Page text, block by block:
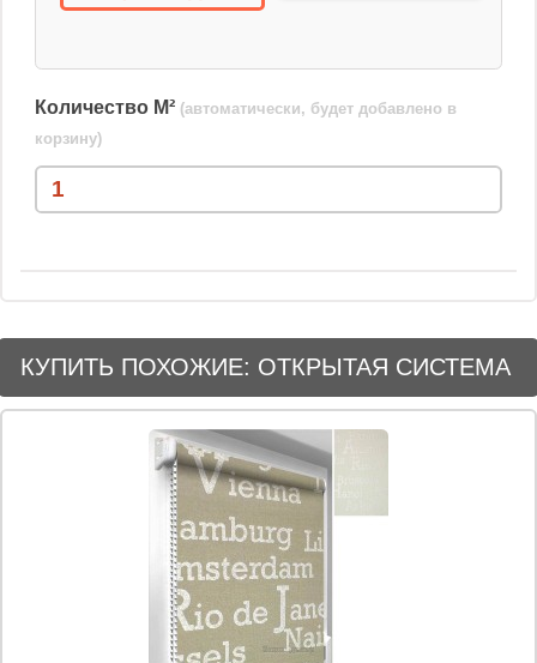
Количество М² (автоматически, будет добавлено в
корзину)
КУПИТЬ ПОХОЖИЕ: ОТКРЫТАЯ СИСТЕМА